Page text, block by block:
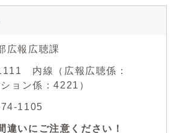
広報広聴課
内線（広報広聴係：
ョン係：4221）
1105
違いにご注意ください！